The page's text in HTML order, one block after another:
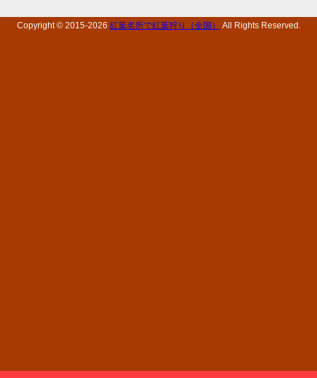
Copyright © 2015-2026 紅葉名所で紅葉狩り（全国） All Rights Reserved.